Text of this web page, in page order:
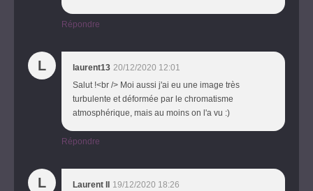
Répondre
L laurent13 20/12/2020 12:01
Salut !<br /> Moi aussi j'ai eu une image très
turbulente et déformée par le chromatisme
atmosphérique, mais au moins on l'a vu :)
Répondre
L Laurent II 19/12/2020 18:26